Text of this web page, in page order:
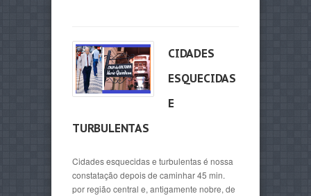
CIDADES
ESQUECIDAS
E
TURBULENTAS
Cidades esquecidas e turbulentas é nossa
constatação depois de caminhar 45 min.
por região central e, antigamente nobre, de